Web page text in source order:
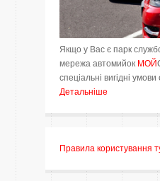
Якщо у Вас є парк
мережа автомийок МОЙ
спеціальні вигідні умови
Детальніше
Правила користування